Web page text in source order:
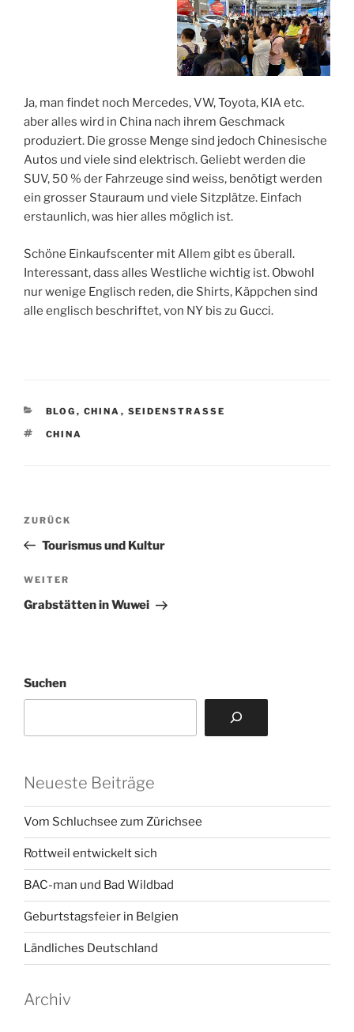
Ja, man findet noch Mercedes, VW, Toyota, KIA etc.
aber alles wird in China nach ihrem Geschmack
produziert. Die grosse Menge sind jedoch Chinesische
Autos und viele sind elektrisch. Geliebt werden die
SUV, 50 % der Fahrzeuge sind weiss, benötigt werden
ein grosser Stauraum und viele Sitzplätze. Einfach
erstaunlich, was hier alles möglich ist.
Schöne Einkaufscenter mit Allem gibt es überall.
Interessant, dass alles Westliche wichtig ist. Obwohl
nur wenige Englisch reden, die Shirts, Käppchen sind
alle englisch beschriftet, von NY bis zu Gucci.
KATEGORIEN
BLOG , CHINA , SEIDENSTRASSE
SCHLAGWÖRTER
CHINA
Beitragsnavigation
Vorheriger
Beitrag
ZURÜCK
Tourismus und Kultur
Nächster
Beitrag
WEITER
Grabstätten in Wuwei
Suchen
Neueste Beiträge
Vom Schluchsee zum Zürichsee
Rottweil entwickelt sich
BAC-man und Bad Wildbad
Geburtstagsfeier in Belgien
Ländliches Deutschland
Archiv